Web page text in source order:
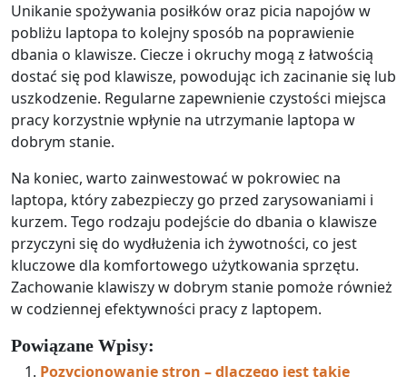
Unikanie spożywania posiłków oraz picia napojów w
pobliżu laptopa to kolejny sposób na poprawienie
dbania o klawisze. Ciecze i okruchy mogą z łatwością
dostać się pod klawisze, powodując ich zacinanie się lub
uszkodzenie. Regularne zapewnienie czystości miejsca
pracy korzystnie wpłynie na utrzymanie laptopa w
dobrym stanie.
Na koniec, warto zainwestować w pokrowiec na
laptopa, który zabezpieczy go przed zarysowaniami i
kurzem. Tego rodzaju podejście do dbania o klawisze
przyczyni się do wydłużenia ich żywotności, co jest
kluczowe dla komfortowego użytkowania sprzętu.
Zachowanie klawiszy w dobrym stanie pomoże również
w codziennej efektywności pracy z laptopem.
Powiązane Wpisy:
Pozycjonowanie stron – dlaczego jest takie